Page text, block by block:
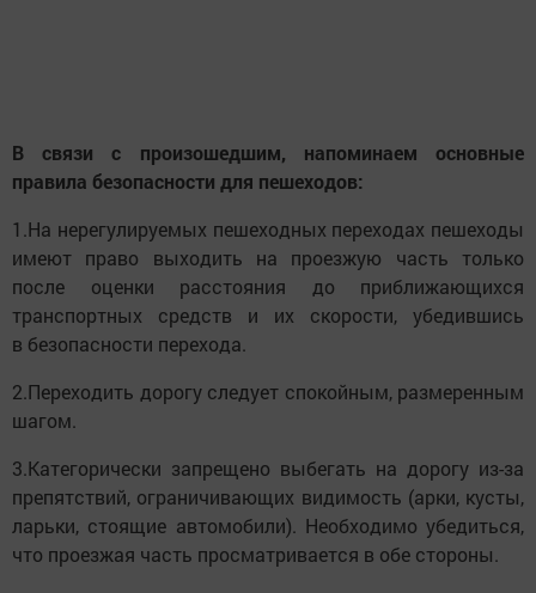
В связи с произошедшим, напоминаем основные
правила безопасности для пешеходов:
1.На нерегулируемых пешеходных переходах пешеходы
имеют право выходить на проезжую часть только
после оценки расстояния до приближающихся
транспортных средств и их скорости, убедившись
в безопасности перехода.
2.Переходить дорогу следует спокойным, размеренным
шагом.
3.Категорически запрещено выбегать на дорогу из-за
препятствий, ограничивающих видимость (арки, кусты,
ларьки, стоящие автомобили). Необходимо убедиться,
что проезжая часть просматривается в обе стороны.